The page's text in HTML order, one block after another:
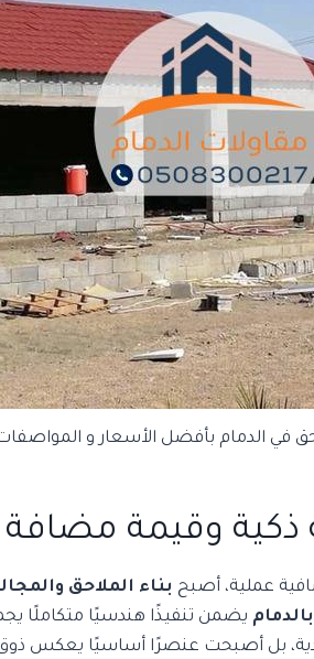
في الدمام بأفضل الأسعار و
ذكية وقيمة مضافة
عملية، أصبح بناء الملاحق
يضمن تنفيذًا هندسيًا متكاملًا
بل أصبحت عنصرًا أساسيًا يعكس